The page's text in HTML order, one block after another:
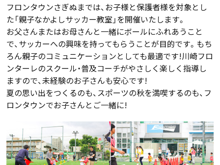
フロンタウンさぎぬまでは、お子様と保護者様を対象とし
た「親子なかよしサッカー教室」を開催いたします。
お父さんまたはお母さんと一緒にボールにふれあうこと
で、サッカーへの興味を持ってもらうことが目的です。もち
ろん親子のコミュニケーションとしても最適です!川崎フロ
ンターレのスクール・普及コーチがやさしく楽しく指導し
ますので、未経験のお子さんも安心です!
夏の思い出をつくるのも、スポーツの秋を満喫するのも、フ
ロンタウンでお子さんとご一緒に!